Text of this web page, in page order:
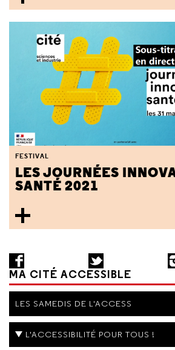
LES JOURNÉES
SANTÉ 2021
FESTIVAL
MA CITÉ ACCESSIBLE
LES SAMEDIS DE L'ACCESS
L'ACCESSIBILITÉ POUR TOUS !